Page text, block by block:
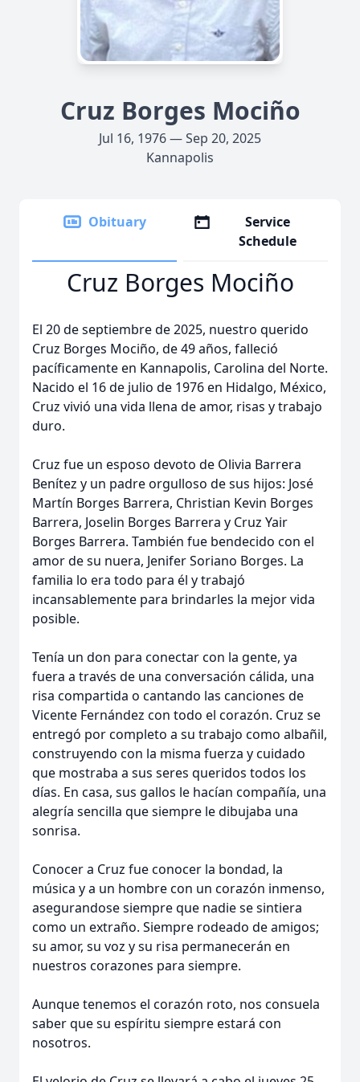
Cruz Borges Mociño
Jul 16, 1976 — Sep 20, 2025
Kannapolis
Obituary
Service
Schedule
Cruz Borges Mociño
El 20 de septiembre de 2025, nuestro querido
Cruz Borges Mociño, de 49 años, falleció
pacíficamente en Kannapolis, Carolina del Norte.
Nacido el 16 de julio de 1976 en Hidalgo, México,
Cruz vivió una vida llena de amor, risas y trabajo
duro.
Cruz fue un esposo devoto de Olivia Barrera
Benítez y un padre orgulloso de sus hijos: José
Martín Borges Barrera, Christian Kevin Borges
Barrera, Joselin Borges Barrera y Cruz Yair
Borges Barrera. También fue bendecido con el
amor de su nuera, Jenifer Soriano Borges. La
familia lo era todo para él y trabajó
incansablemente para brindarles la mejor vida
posible.
Tenía un don para conectar con la gente, ya
fuera a través de una conversación cálida, una
risa compartida o cantando las canciones de
Vicente Fernández con todo el corazón. Cruz se
entregó por completo a su trabajo como albañil,
construyendo con la misma fuerza y cuidado
que mostraba a sus seres queridos todos los
días. En casa, sus gallos le hacían compañía, una
alegría sencilla que siempre le dibujaba una
sonrisa.
Conocer a Cruz fue conocer la bondad, la
música y a un hombre con un corazón inmenso,
asegurandose siempre que nadie se sintiera
como un extraño. Siempre rodeado de amigos;
su amor, su voz y su risa permanecerán en
nuestros corazones para siempre.
Aunque tenemos el corazón roto, nos consuela
saber que su espíritu siempre estará con
nosotros.